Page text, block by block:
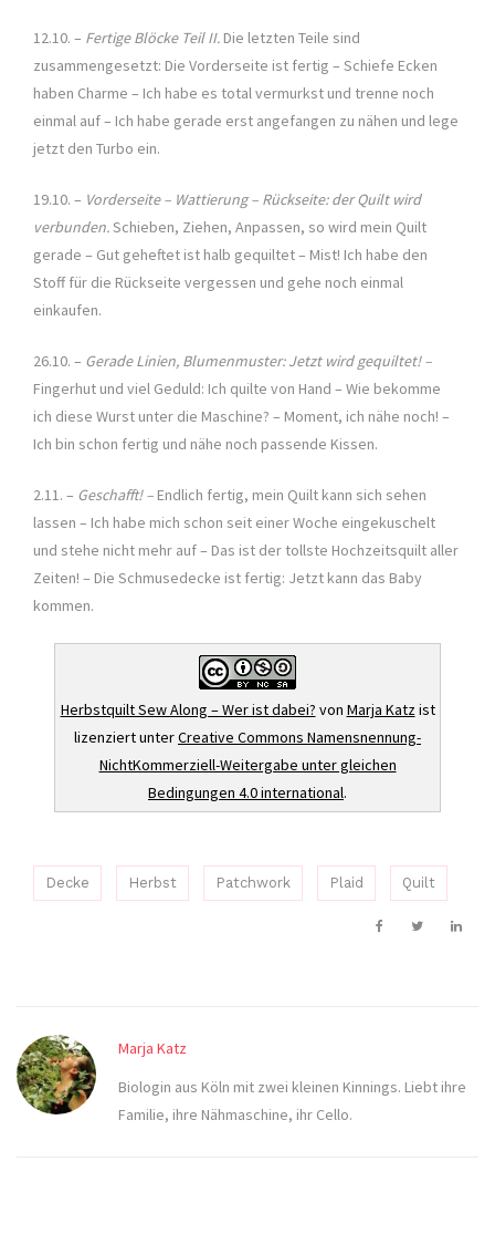
12.10. – Fertige Blöcke Teil II. Die letzten Teile sind
zusammengesetzt: Die Vorderseite ist fertig – Schiefe Ecken
haben Charme – Ich habe es total vermurkst und trenne noch
einmal auf – Ich habe gerade erst angefangen zu nähen und lege
jetzt den Turbo ein.
19.10. – Vorderseite – Wattierung – Rückseite: der Quilt wird
verbunden.Schieben, Ziehen, Anpassen, so wird mein Quilt
gerade – Gut geheftet ist halb gequiltet – Mist! Ich habe den
Stoff für die Rückseite vergessen und gehe noch einmal
einkaufen.
26.10. – Gerade Linien, Blumenmuster: Jetzt wird gequiltet! –
Fingerhut und viel Geduld: Ich quilte von Hand – Wie bekomme
ich diese Wurst unter die Maschine? – Moment, ich nähe noch! –
Ich bin schon fertig und nähe noch passende Kissen.
2.11. – Geschafft! – Endlich fertig, mein Quilt kann sich sehen
lassen – Ich habe mich schon seit einer Woche eingekuschelt
und stehe nicht mehr auf – Das ist der tollste Hochzeitsquilt aller
Zeiten! – Die Schmusedecke ist fertig: Jetzt kann das Baby
kommen.
Herbstquilt Sew Along – Wer ist dabei? von Marja Katzist
lizenziert unterCreative Commons Namensnennung-
NichtKommerziell-Weitergabe unter gleichen
Bedingungen 4.0 international.
Decke Herbst Patchwork Plaid Quilt
Marja Katz
Biologin aus Köln mit zwei kleinen Kinnings. Liebt ihre
Familie, ihre Nähmaschine, ihr Cello.